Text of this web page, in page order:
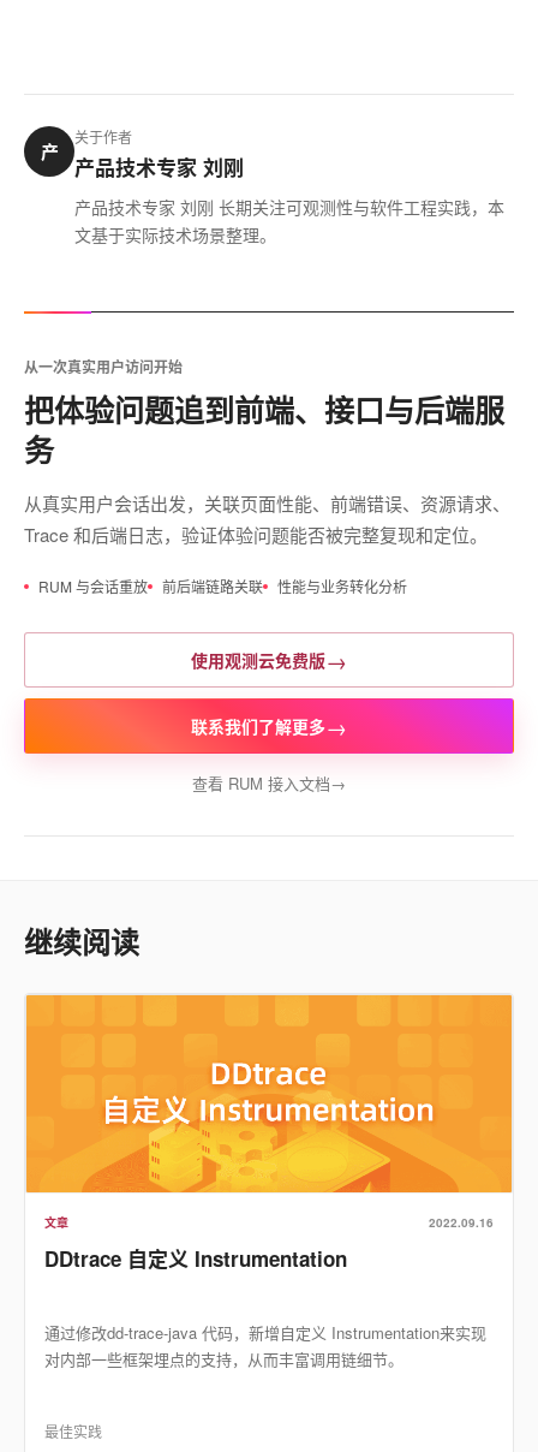
产
关于作者
产品技术专家 刘刚
产品技术专家 刘刚 长期关注可观测性与软件工程实践，本
文基于实际技术场景整理。
从一次真实用户访问开始
把体验问题追到前端、接口与后端服
务
从真实用户会话出发，关联页面性能、前端错误、资源请求、
Trace 和后端日志，验证体验问题能否被完整复现和定位。
RUM 与会话重放 前后端链路关联 性能与业务转化分析
使用观测云免费版→
联系我们了解更多→
查看 RUM 接入文档→
继续阅读
文章 2022.09.16
DDtrace 自定义 Instrumentation
通过修改dd-trace-java 代码，新增自定义 Instrumentation来实现
对内部一些框架埋点的支持，从而丰富调用链细节。
最佳实践